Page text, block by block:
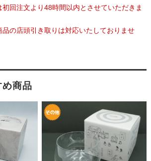
回注文より48時間以内とさせていただきま
の店頭引き取りは対応いたしておりませ
め商品